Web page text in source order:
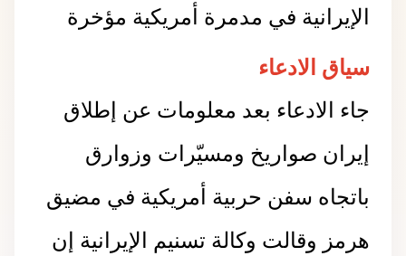
الإيرانية في مدمرة أمريكية مؤخرة
سياق الادعاء
جاء الادعاء بعد معلومات عن إطلاق
إيران صواريخ ومسيّرات وزوارق
باتجاه سفن حربية أمريكية في مضيق
هرمز وقالت وكالة تسنيم الإيرانية إن